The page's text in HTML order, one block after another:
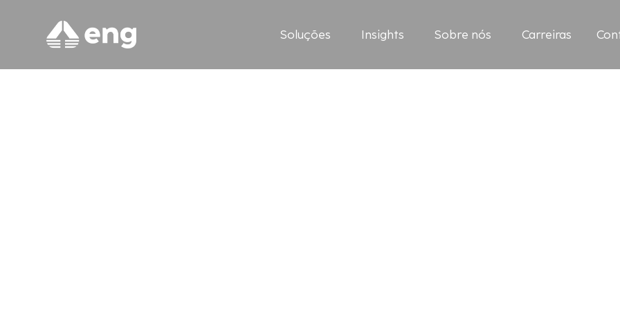
Soluções Insights Sobre nós Carreiras